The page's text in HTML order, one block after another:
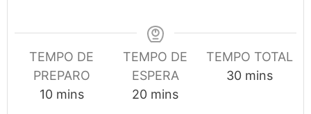
TEMPO DE
PREPARO
10minutes
mins
TEMPO DE
ESPERA
20minutes
mins
TEMPO TOTAL
30minutes
mins